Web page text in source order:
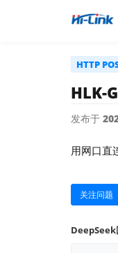
HTTP
HLK-
发布于
用网口直
关注问题
DeepSeek